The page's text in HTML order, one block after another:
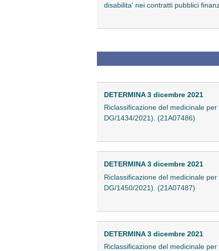
disabilita' nei contratti pubblici
DETERMINA 3 dicembre 2021
Riclassificazione del medicinale
DG/1434/2021). (21A07486)
DETERMINA 3 dicembre 2021
Riclassificazione del medicinale
DG/1450/2021). (21A07487)
DETERMINA 3 dicembre 2021
Riclassificazione del medicinale